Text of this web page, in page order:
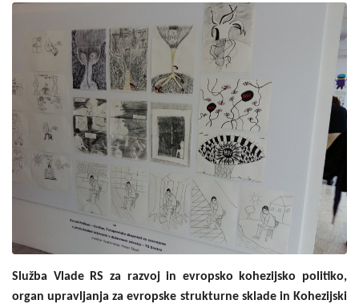
Služba Vlade RS za razvoj in evropsko kohezijsko politiko,
organ upravljanja za evropske strukturne sklade in Kohezijski